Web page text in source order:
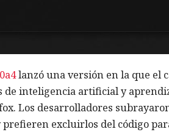
lanzó una versión en la que el
de inteligencia artificial y
Los desarrolladores
prefieren excluirlos del código